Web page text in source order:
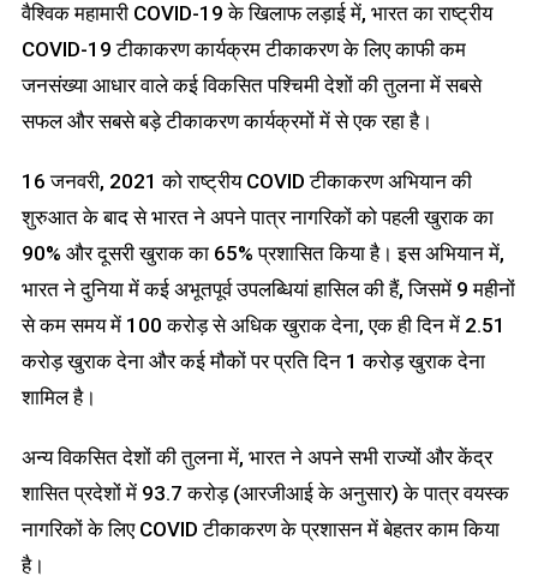
वैश्विक महामारी COVID-19 के खिलाफ लड़ाई में, भारत का राष्ट्रीय
COVID-19 टीकाकरण कार्यक्रम टीकाकरण के लिए काफी कम
जनसंख्या आधार वाले कई विकसित पश्चिमी देशों की तुलना में सबसे
सफल और सबसे बड़े टीकाकरण कार्यक्रमों में से एक रहा है।
16 जनवरी, 2021 को राष्ट्रीय COVID टीकाकरण अभियान की
शुरुआत के बाद से भारत ने अपने पात्र नागरिकों को पहली खुराक का
90% और दूसरी खुराक का 65% प्रशासित किया है। इस अभियान में,
भारत ने दुनिया में कई अभूतपूर्व उपलब्धियां हासिल की हैं, जिसमें 9 महीनों
से कम समय में 100 करोड़ से अधिक खुराक देना, एक ही दिन में 2.51
करोड़ खुराक देना और कई मौकों पर प्रति दिन 1 करोड़ खुराक देना
शामिल है।
अन्य विकसित देशों की तुलना में, भारत ने अपने सभी राज्यों और केंद्र
शासित प्रदेशों में 93.7 करोड़ (आरजीआई के अनुसार) के पात्र वयस्क
नागरिकों के लिए COVID टीकाकरण के प्रशासन में बेहतर काम किया
है।